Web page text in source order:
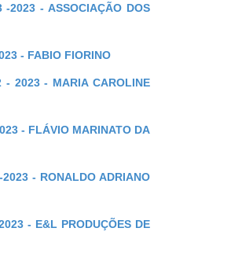
2023 - ASSOCIAÇÃO DOS
- FABIO FIORINO
2023 - MARIA CAROLINE
- FLÁVIO MARINATO DA
- RONALDO ADRIANO
- E&L PRODUÇÕES DE